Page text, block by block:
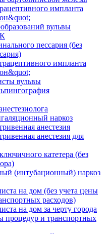
импланта
вульвы
пессария (без
импланта
вульвы
наркоз
анестезия
анестезия для
катетера (без
(интубационный) наркоз
на дом (без учета цены
расходов)
на дом за черту города
процедур и транспортных